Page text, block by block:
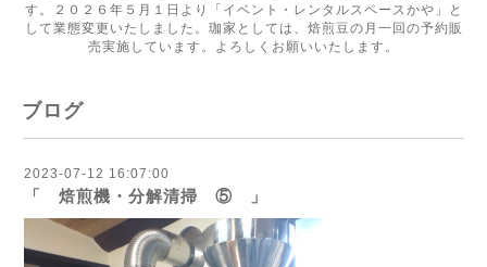
す。２０２６年５月１日より「イベント・レンタルスペースかや」と
して業態変更いたしました。珈家としては、焙煎豆の月一回の予約販
売実施しています。よろしくお願いいたします。
ブログ
2023-07-12 16:07:00
「 焙煎機・分解清掃 ⑤ 」